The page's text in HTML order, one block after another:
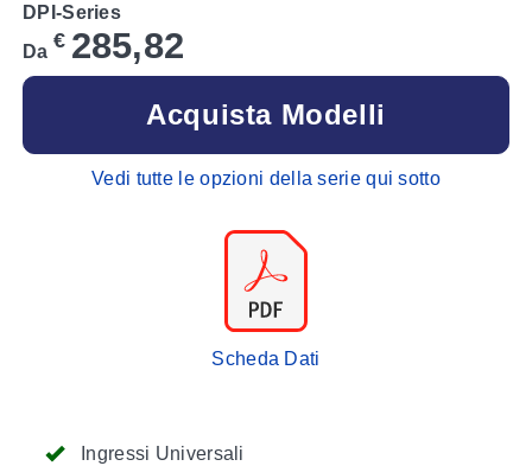
Ingressi Universali
DPI-Series
Da € 285,82
Acquista Modelli
Vedi tutte le opzioni della serie qui sotto
Scheda Dati